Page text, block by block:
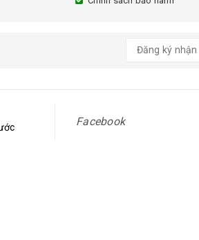
Facebook